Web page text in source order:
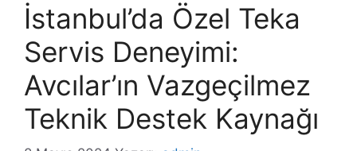
İstanbul’da Özel Teka
Servis Deneyimi:
Avcılar’ın Vazgeçilmez
Teknik Destek Kaynağı